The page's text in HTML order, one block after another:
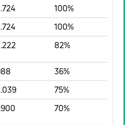
100%
100%
82%
36%
75%
70%